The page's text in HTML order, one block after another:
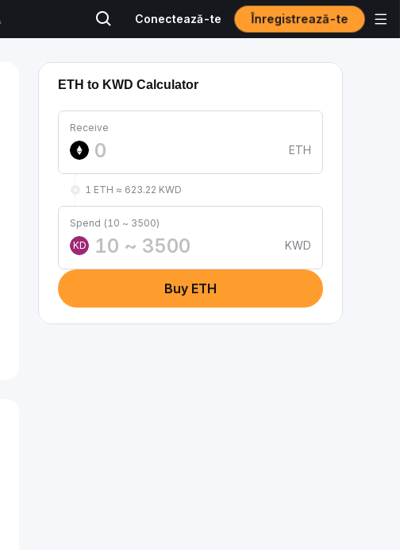
Conectează-te Înregistrează-te
ETH to KWD Calculator
Receive
ETH
1 ETH ≈ 623.22 KWD
Spend (10 ~ 3500)
KD
KWD
Buy ETH